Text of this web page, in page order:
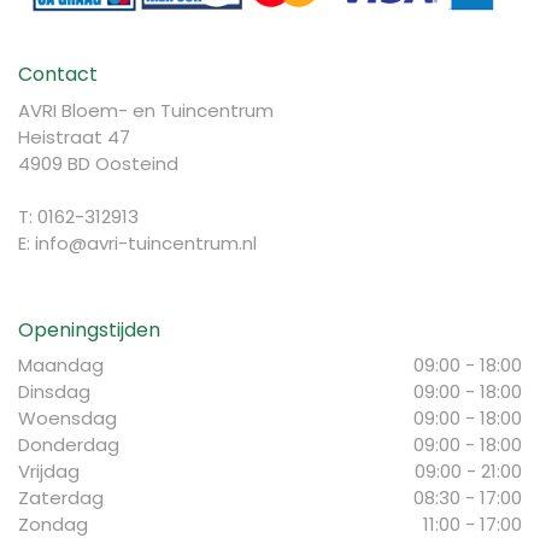
Contact
AVRI Bloem- en Tuincentrum
Heistraat 47
4909 BD Oosteind
T: 0162-312913
E: info@avri-tuincentrum.nl
Openingstijden
Maandag
09:00 - 18:00
Dinsdag
09:00 - 18:00
Woensdag
09:00 - 18:00
Donderdag
09:00 - 18:00
Vrijdag
09:00 - 21:00
Zaterdag
08:30 - 17:00
Zondag
11:00 - 17:00